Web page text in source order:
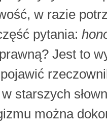
w razie
pytania:
Jest to
starszych
można